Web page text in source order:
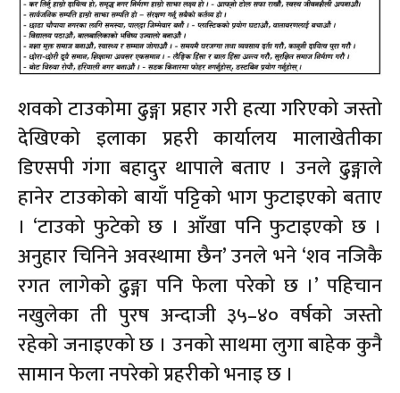
शवको टाउकोमा ढुङ्गा प्रहार गरी हत्या गरिएको जस्तो
देखिएको इलाका प्रहरी कार्यालय मालाखेतीका
डिएसपी गंगा बहादुर थापाले बताए । उनले ढुङ्गाले
हानेर टाउकोको बायाँ पट्टिको भाग फुटाइएको बताए
। ‘टाउको फुटेको छ । आँखा पनि फुटाइएको छ ।
अनुहार चिनिने अवस्थामा छैन’ उनले भने ‘शव नजिकै
रगत लागेको ढुङ्गा पनि फेला परेको छ ।’ पहिचान
नखुलेका ती पुरष अन्दाजी ३५–४० वर्षको जस्तो
रहेको जनाइएको छ । उनको साथमा लुगा बाहेक कुनै
सामान फेला नपरेको प्रहरीको भनाइ छ ।